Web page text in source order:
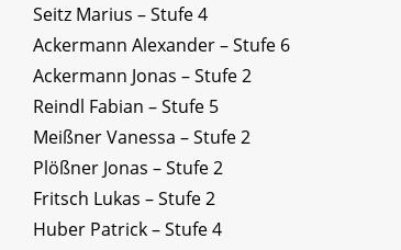
Seitz Marius – Stufe 4
Ackermann Alexander – Stufe 6
Ackermann Jonas – Stufe 2
Reindl Fabian – Stufe 5
Meißner Vanessa – Stufe 2
Plößner Jonas – Stufe 2
Fritsch Lukas – Stufe 2
Huber Patrick – Stufe 4